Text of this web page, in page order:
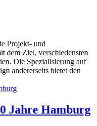
Projekt- und
dem Ziel, verschiedensten
Die Spezialisierung auf
andererseits bietet den
Jahre Hamburg